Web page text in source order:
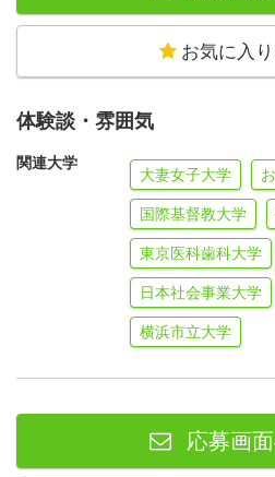
お気に入
体験談・雰囲気
関連大学
大妻女子大学
国際基督教大学
東京医科歯科大学
日本社会事業大学
横浜市立大学
応募画